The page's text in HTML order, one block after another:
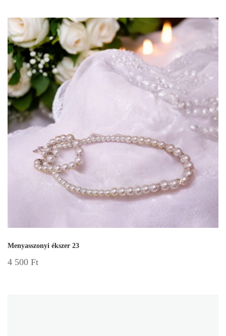
Menyasszonyi ékszer 23
4 500 Ft